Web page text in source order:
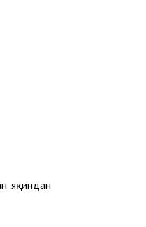
яқиндан